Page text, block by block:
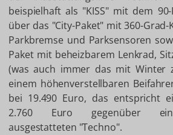
beispielhaft als "KISS" mit dem
über das "City-Paket" mit 360-
Parkbremse und Parksensoren
Paket mit beheizbarem Lenkrad,
(was auch immer das mit Winter
einem höhenverstellbaren
bei 19.490 Euro, das entspricht
2.760 Euro gegenüber
ausgestatteten "Techno".